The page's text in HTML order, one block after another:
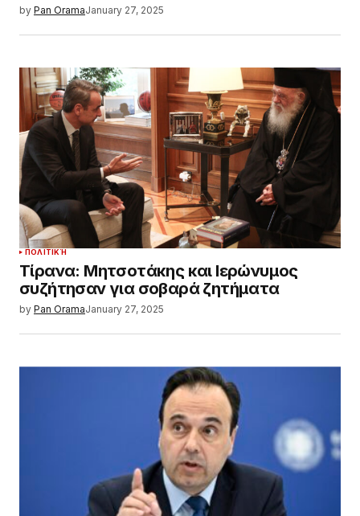
by Pan OramaJanuary 27, 2025
ΠΟΛΙΤΙΚΉ
Τίρανα: Μητσοτάκης και Ιερώνυμος
συζήτησαν για σοβαρά ζητήματα
by Pan OramaJanuary 27, 2025